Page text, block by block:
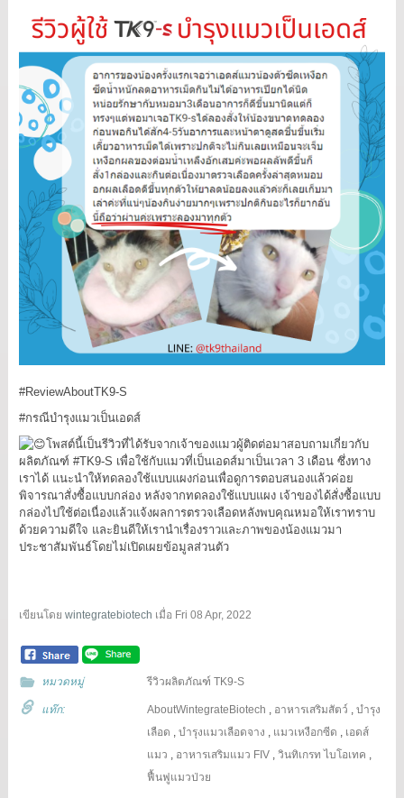
#ReviewAboutTK9-S
#กรณีบำรุงแมวเป็นเอดส์
โพสต์นี้เป็นรีวิวที่ได้รับจากเจ้าของแมวผู้ติดต่อมาสอบถามเกี่ยวกับ
ผลิตภัณฑ์ #TK9-S เพื่อใช้กับแมวที่เป็นเอดส์มาเป็นเวลา 3 เดือน ซึ่งทาง
เราได้ แนะนำให้ทดลองใช้แบบแผงก่อนเพื่อดูการตอบสนองแล้วค่อย
พิจารณาสั่งซื้อแบบกล่อง หลังจากทดลองใช้แบบแผง เจ้าของได้สั่งซื้อแบบ
กล่องไปใช้ต่อเนื่องแล้วแจ้งผลการตรวจเลือดหลังพบคุณหมอให้เราทราบ
ด้วยความดีใจ และยินดีให้เรานำเรื่องราวและภาพของน้องแมวมา
ประชาสัมพันธ์โดยไม่เปิดเผยข้อมูลส่วนตัว
เขียนโดย wintegratebiotech เมื่อ Fri 08 Apr, 2022
หมวดหมู่ รีวิวผลิตภัณฑ์ TK9-S
แท๊ก: AboutWintegrateBiotech , อาหารเสริมสัตว์ ,บำรุง
เลือด ,บำรุงแมวเลือดจาง , แมวเหงือกซีด , เอดส์
แมว , อาหารเสริมแมว FIV ,วินทิเกรท ไบโอเทค ,
ฟื้นฟูแมวป่วย